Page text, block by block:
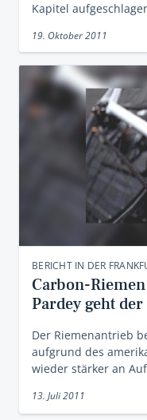
Kapitel
19. Oktober 2011
BERICHT IN DER
Carbon-
Pardey geht
Der Riemenantrieb
aufgrund des
wieder stärker an
13. Juli 2011